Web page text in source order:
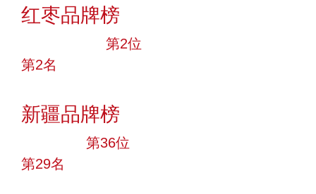
红枣品牌榜
第2位
第2名
新疆品牌榜
第36位
第29名